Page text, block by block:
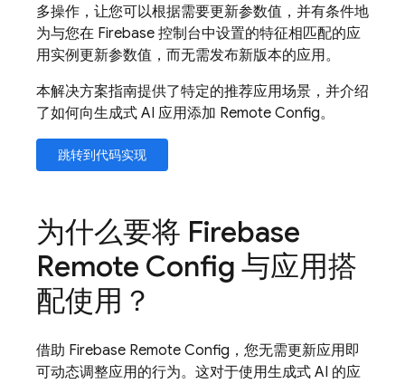
多操作，让您可以根据需要更新参数值，并有条件地
为与您在 Firebase 控制台中设置的特征相匹配的应
用实例更新参数值，而无需发布新版本的应用。
本解决方案指南提供了特定的推荐应用场景，并介绍
了如何向生成式 AI 应用添加 Remote Config。
跳转到代码实现
为什么要将 Firebase
Remote Config 与应用搭
配使用？
借助 Firebase Remote Config ，您无需更新应用即
可动态调整应用的行为。这对于使用生成式 AI 的应